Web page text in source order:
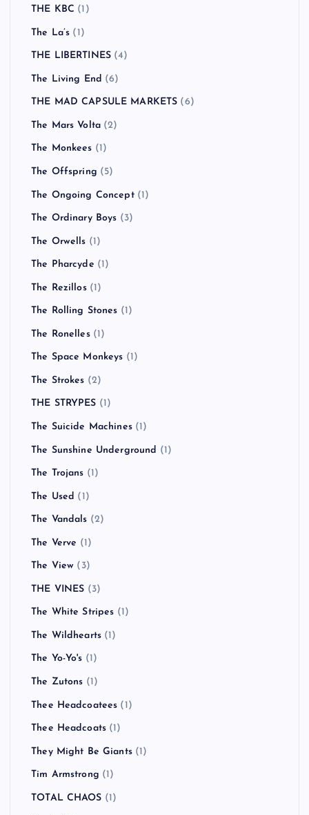
THE KBC (1)
The La’s (1)
THE LIBERTINES (4)
The Living End (6)
THE MAD CAPSULE MARKETS (6)
The Mars Volta (2)
The Monkees (1)
The Offspring (5)
The Ongoing Concept(1)
The Ordinary Boys (3)
The Orwells (1)
The Pharcyde (1)
The Rezillos(1)
The Rolling Stones (1)
The Ronelles(1)
The Space Monkeys (1)
The Strokes (2)
THE STRYPES (1)
The Suicide Machines(1)
The Sunshine Underground (1)
The Trojans (1)
The Used (1)
The Vandals (2)
The Verve (1)
The View (3)
THE VINES (3)
The White Stripes (1)
The Wildhearts (1)
The Yo-Yo's (1)
The Zutons (1)
Thee Headcoatees (1)
Thee Headcoats (1)
They Might Be Giants(1)
Tim Armstrong (1)
TOTAL CHAOS (1)